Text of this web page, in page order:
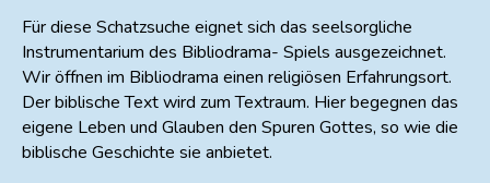
Für diese Schatzsuche eignet sich das seelsorgliche
Instrumentarium des Bibliodrama- Spiels ausgezeichnet.
Wir öffnen im Bibliodrama einen religiösen Erfahrungsort.
Der biblische Text wird zum Textraum. Hier begegnen das
eigene Leben und Glauben den Spuren Gottes, so wie die
biblische Geschichte sie anbietet.